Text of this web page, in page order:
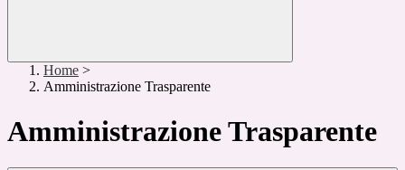
Home >
Amministrazione Trasparente
Amministrazione Trasparente